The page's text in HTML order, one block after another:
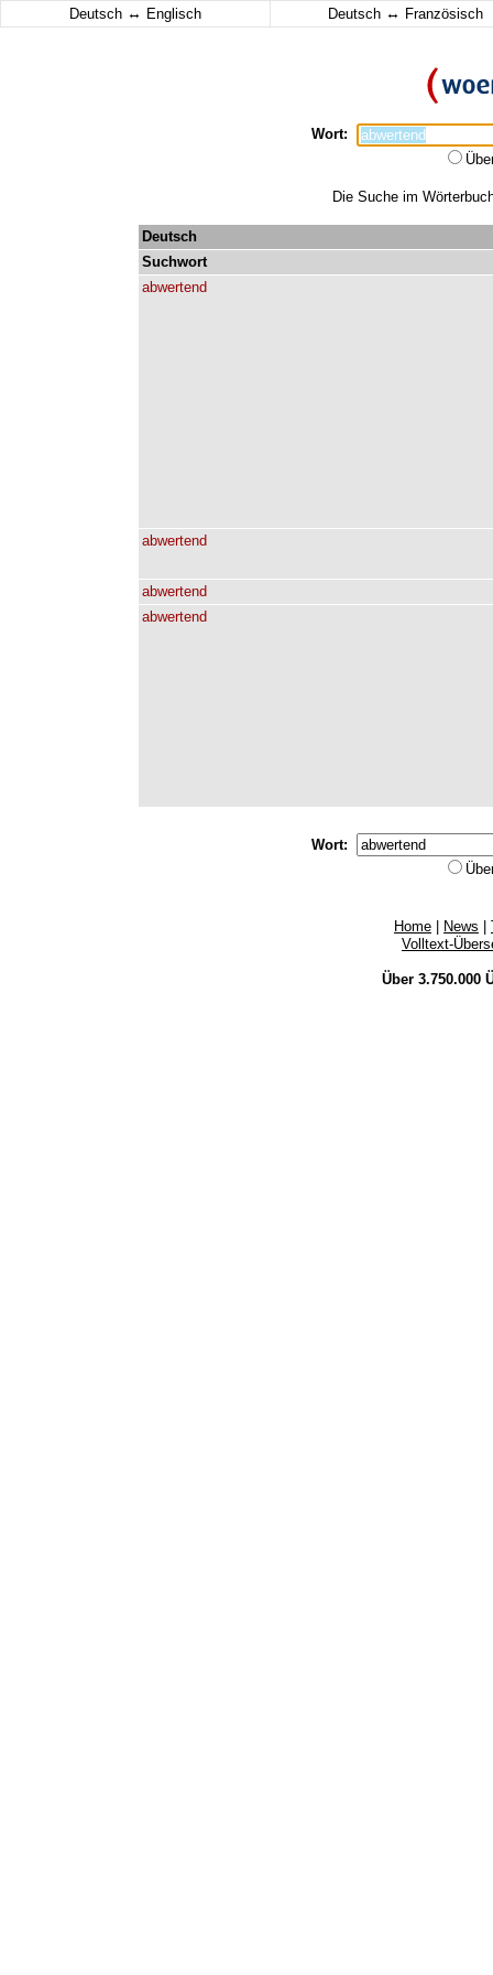
Deutsch ↔ Englisch Deutsch ↔ Französisch
Wort:
Die Suche im
Deutsch
Suchwort
abwertend
abwertend
abwertend
abwertend
Wort:
Home News
Volltext-
Über 3.750.000